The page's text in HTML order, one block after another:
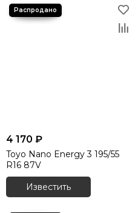
4 170 ₽
Toyo Nano Energy 3 195/55
R16 87V
Известить